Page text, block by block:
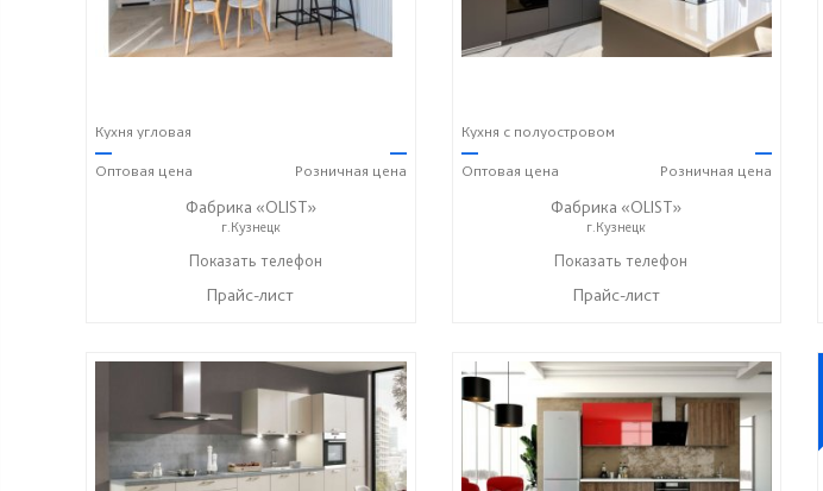
Кухня угловая
—
Оптовая цена
—
Розничная цена
Фабрика «OLIST»
г.Кузнецк
+7 937 412 77 79
Показать телефон
Прайс-лист
Кухня с полуостровом
—
Оптовая цена
—
Розничная цена
Фабрика «OLIST»
г.Кузнецк
☎+7 937 412 77 79
Показать телефон
Прайс-лист